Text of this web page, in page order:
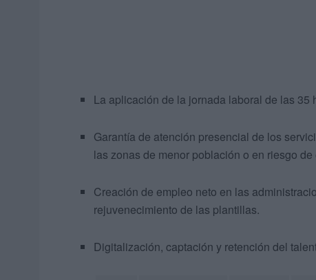
La aplicación de la jornada laboral de las 35
Garantía de atención presencial de los
las zonas de menor población o en riesgo
Creación de empleo neto en las
rejuvenecimiento de las plantillas.
Digitalización, captación y retención del